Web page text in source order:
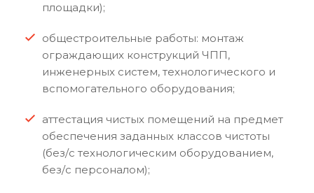
площадки);
общестроительные работы: монтаж
ограждающих конструкций ЧПП,
инженерных систем, технологического и
вспомогательного оборудования;
аттестация чистых помещений на предмет
обеспечения заданных классов чистоты
(без/с технологическим оборудованием,
без/с персоналом);